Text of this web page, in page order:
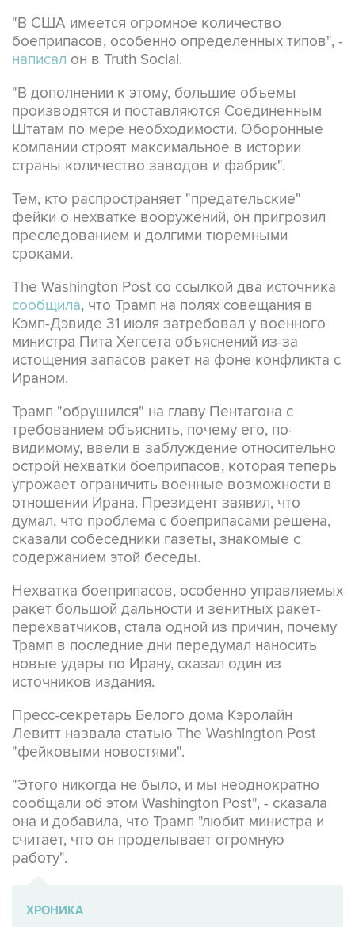
"В США имеется огромное количество
боеприпасов, особенно определенных типов", -
написал он в Truth Social.
"В дополнении к этому, большие объемы
производятся и поставляются Соединенным
Штатам по мере необходимости. Оборонные
компании строят максимальное в истории
страны количество заводов и фабрик".
Тем, кто распространяет "предательские"
фейки о нехватке вооружений, он пригрозил
преследованием и долгими тюремными
сроками.
The Washington Post со ссылкой два источника
сообщила, что Трамп на полях совещания в
Кэмп-Дэвиде 31 июля затребовал у военного
министра Пита Хегсета объяснений из-за
истощения запасов ракет на фоне конфликта с
Ираном.
Трамп "обрушился" на главу Пентагона с
требованием объяснить, почему его, по-
видимому, ввели в заблуждение относительно
острой нехватки боеприпасов, которая теперь
угрожает ограничить военные возможности в
отношении Ирана. Президент заявил, что
думал, что проблема с боеприпасами решена,
сказали собеседники газеты, знакомые с
содержанием этой беседы.
Нехватка боеприпасов, особенно управляемых
ракет большой дальности и зенитных ракет-
перехватчиков, стала одной из причин, почему
Трамп в последние дни передумал наносить
новые удары по Ирану, сказал один из
источников издания.
Пресс-секретарь Белого дома Кэролайн
Левитт назвала статью The Washington Post
"фейковыми новостями".
"Этого никогда не было, и мы неоднократно
сообщали об этом Washington Post", - сказала
она и добавила, что Трамп "любит министра и
считает, что он проделывает огромную
работу".
ХРОНИКА